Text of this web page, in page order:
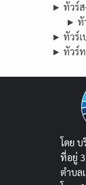
► ทัวร์ส
► ทั
► ทัวร์เ
► ทัวร์ท
โดย บ
ที่อยู่
ตำบล